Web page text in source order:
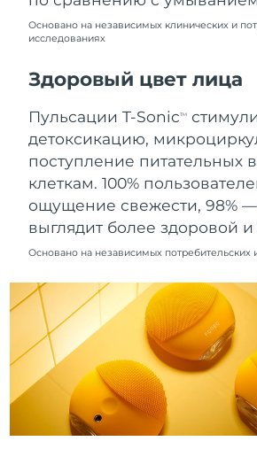
Основано на независимых клинических и
исследованиях
Здоровый цвет лица
Пульсации T-SonicTM
детоксикацию,
поступление питательных
клеткам. 100%
ощущение свежести, 98% —
выглядит более здоровой
Основано на независимых потребительских
Норвегия
Оман
Польша
Португалия
Пуэрто-Рико